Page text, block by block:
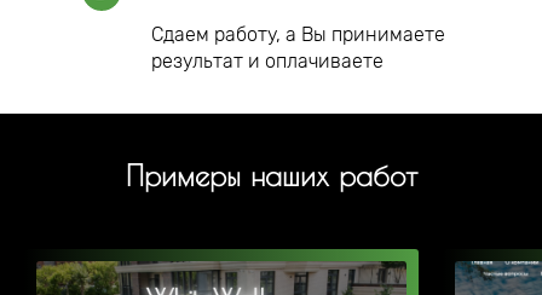
Сдаем работу, а Вы принимаете
результат и оплачиваете
Примеры наших работ